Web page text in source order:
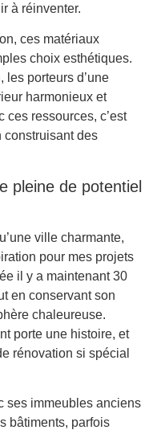
à réinventer.
ces matériaux
choix esthétiques.
les porteurs d’une
harmonieux et
ces ressources, c’est
construisant des
pleine de potentiel
ville charmante,
pour mes projets
il y a maintenant 30
en conservant son
chaleureuse.
porte une histoire, et
rénovation si spécial
ses immeubles anciens
bâtiments, parfois